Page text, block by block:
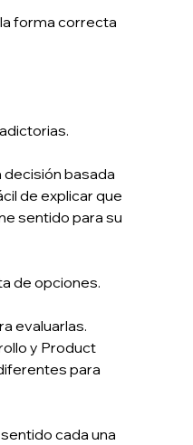
forma correcta
basada
de explicar que
sentido para su
de opciones.
evaluarlas.
y Product
para
cada una